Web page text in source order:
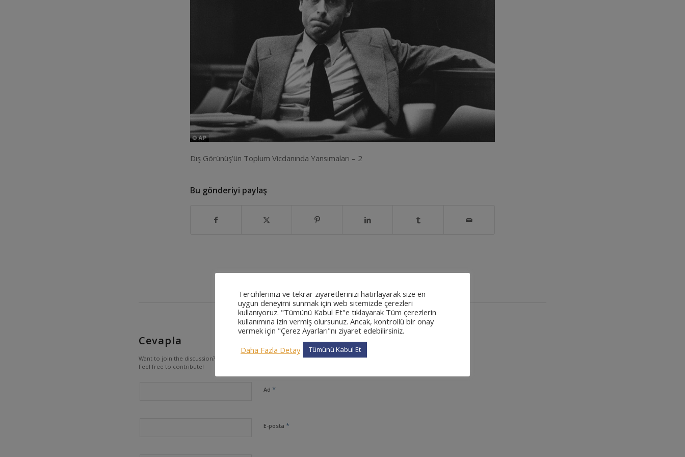
Dış Görünüş’ün Toplum Vicdanında Yansımaları – 2
Bu gönderiyi paylaş
0
CEVAPLAR
Cevapla
Want to join the discussion?
Feel free to contribute!
Ad *
E-posta *
Tercihlerinizi ve tekrar ziyaretlerinizi hatırlayarak size en
uygun deneyimi sunmak için web sitemizde çerezleri
kullanıyoruz. "Tümünü Kabul Et"e tıklayarak Tüm çerezlerin
kullanımına izin vermiş olursunuz. Ancak, kontrollü bir onay
vermek için "Çerez Ayarları"nı ziyaret edebilirsiniz.
Daha Fazla Detay
Tümünü Kabul Et